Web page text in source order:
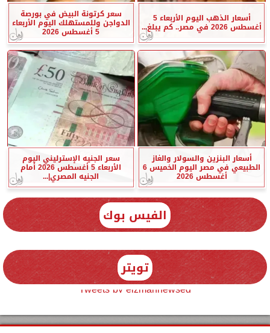
أسعار الذهب اليوم الأربعاء 5
أغسطس 2026 في مصر.. كم يبلغ...
سعر كرتونة البيض في بورصة
الدواجن وللمستهلك اليوم الأربعاء
5 أغسطس 2026
أسعار البنزين والسولار والغاز
الطبيعي في مصر اليوم الخميس 6
أغسطس 2026
سعر الجنيه الإسترليني اليوم
الأربعاء 5 أغسطس 2026 أمام
الجنيه المصري|...
الفيس بوك
تويتر
Tweets by elzmannewseg